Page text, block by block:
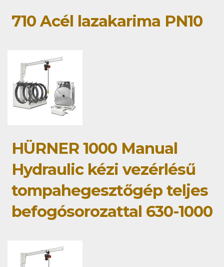
710 Acél lazakarima PN10
HÜRNER 1000 Manual
Hydraulic kézi vezérlésű
tompahegesztőgép teljes
befogósorozattal 630-1000